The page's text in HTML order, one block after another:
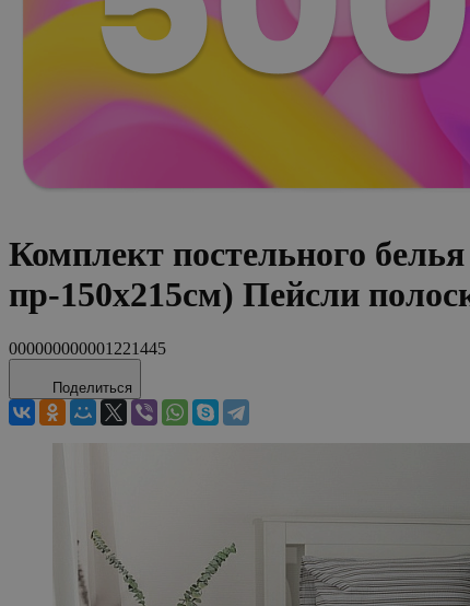
Комплект постельного
пр-150x215см) Пейсли
000000000001221445
Поделиться